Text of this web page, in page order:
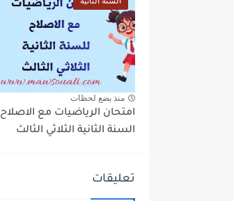
منذ بضع لحظات
امتحان الرياضيات مع الاصلاح
السنة الثانية الثلاثي الثالث
تعليقات